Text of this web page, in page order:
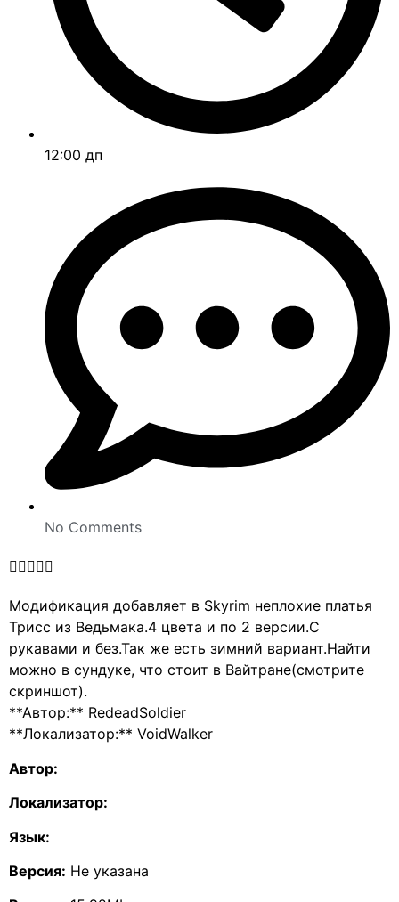
12:00 дп
No Comments

Модификация добавляет в Skyrim неплохие платья
Трисс из Ведьмака.4 цвета и по 2 версии.С
рукавами и без.Так же есть зимний вариант.Найти
можно в сундуке, что стоит в Вайтране(смотрите
скриншот).
**Автор:** RedeadSoldier
**Локализатор:** VoidWalker
Автор:
Локализатор:
Язык:
Версия: Не указана